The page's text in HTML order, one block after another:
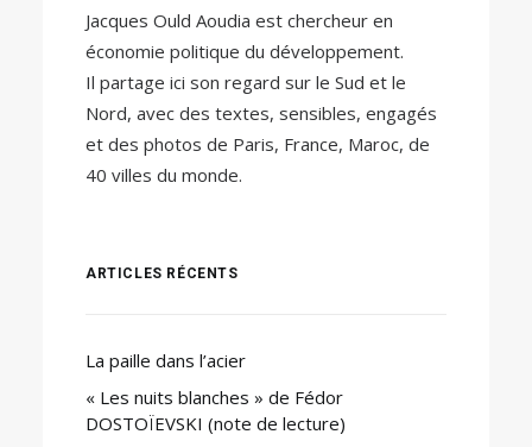
Jacques Ould Aoudia est chercheur en
économie politique du développement.
Il partage ici son regard sur le Sud et le
Nord, avec des textes, sensibles, engagés
et des photos de Paris, France, Maroc, de
40 villes du monde.
ARTICLES RÉCENTS
La paille dans l’acier
« Les nuits blanches » de Fédor
DOSTOÏEVSKI (note de lecture)